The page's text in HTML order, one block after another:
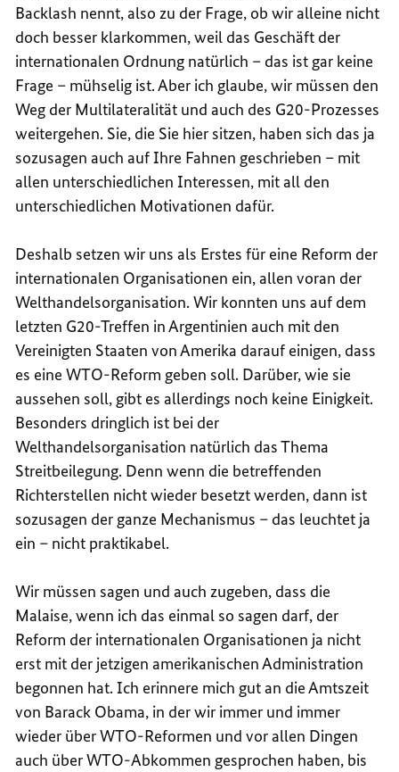
Backlash nennt, also zu der Frage, ob wir alleine nicht
doch besser klarkommen, weil das Geschäft der
internationalen Ordnung natürlich – das ist gar keine
Frage – mühselig ist. Aber ich glaube, wir müssen den
Weg der Multilateralität und auch des G20-Prozesses
weitergehen. Sie, die Sie hier sitzen, haben sich das ja
sozusagen auch auf Ihre Fahnen geschrieben – mit
allen unterschiedlichen Interessen, mit all den
unterschiedlichen Motivationen dafür.
Deshalb setzen wir uns als Erstes für eine Reform der
internationalen Organisationen ein, allen voran der
Welthandelsorganisation. Wir konnten uns auf dem
letzten G20-Treffen in Argentinien auch mit den
Vereinigten Staaten von Amerika darauf einigen, dass
es eine WTO-Reform geben soll. Darüber, wie sie
aussehen soll, gibt es allerdings noch keine Einigkeit.
Besonders dringlich ist bei der
Welthandelsorganisation natürlich das Thema
Streitbeilegung. Denn wenn die betreffenden
Richterstellen nicht wieder besetzt werden, dann ist
sozusagen der ganze Mechanismus – das leuchtet ja
ein – nicht praktikabel.
Wir müssen sagen und auch zugeben, dass die
Malaise, wenn ich das einmal so sagen darf, der
Reform der internationalen Organisationen ja nicht
erst mit der jetzigen amerikanischen Administration
begonnen hat. Ich erinnere mich gut an die Amtszeit
von Barack Obama, in der wir immer und immer
wieder über WTO-Reformen und vor allen Dingen
auch über WTO-Abkommen gesprochen haben, bis